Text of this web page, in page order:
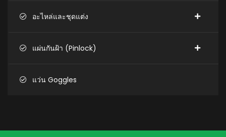
อะไหล่และชุดแต่ง
แผ่นกันฝ้า (Pinlock)
แว่น Goggles